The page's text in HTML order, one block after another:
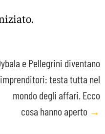
e Pellegrini diventano
imprenditori: testa tutta nel
mondo degli affari. Ecco
cosa hanno aperto →